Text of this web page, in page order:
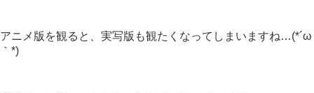
アニメ版を観ると、実写版も観たくなってしまいますね…(*´ω
｀*)